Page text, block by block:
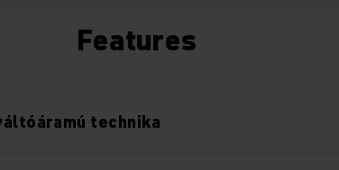
Features
technika